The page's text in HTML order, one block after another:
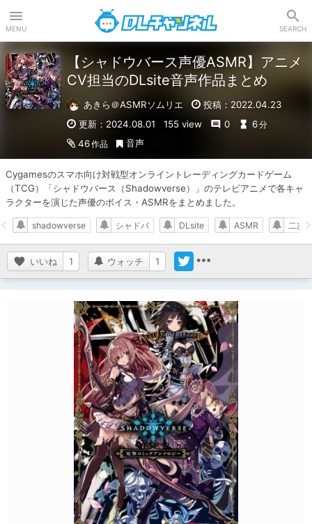
MENU SEARCH
【シャドウバース声優ASMR】アニメ
CV担当のDLsite音声作品まとめ
あきら＠ASMRソムリエ
投稿：2022.04.23
更新：2024.08.01
155 view 0 6分
46作品 音声
Cygamesのスマホ向け対戦型オンライントレーディングカードゲーム
（TCG）「シャドウバース（Shadowverse）」のテレビアニメで各キャ
ラクターを演じた声優のボイス・ASMRをまとめました。
いいね 1 ウォッチ 1
shadowverse シャドバ DLsite ASMR 二次